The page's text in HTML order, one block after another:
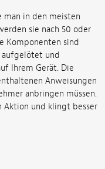
man in den meisten
sie nach 50 oder
Komponenten sind
aufgelötet und
Ihrem Gerät. Die
Anweisungen
anbringen müssen.
Aktion und klingt besser